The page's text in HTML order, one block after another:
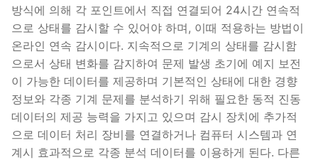
방식에 의해 각 포인트에서 직접 연결되어 24시간 연속적
으로 상태를 감시할 수 있어야 하며, 이때 적용하는 방법이
온라인 연속 감시이다. 지속적으로 기계의 상태를 감시함
으로서 상태 변화를 감지하여 문제 발생 초기에 예지 보전
이 가능한 데이터를 제공하며 기본적인 상태에 대한 경향
정보와 각종 기계 문제를 분석하기 위해 필요한 동적 진동
데이터의 제공 능력을 가지고 있으며 감시 장치에 추가적
으로 데이터 처리 장비를 연결하거나 컴퓨터 시스템과 연
계시 효과적으로 각종 분석 데이터를 이용하게 된다. 다른